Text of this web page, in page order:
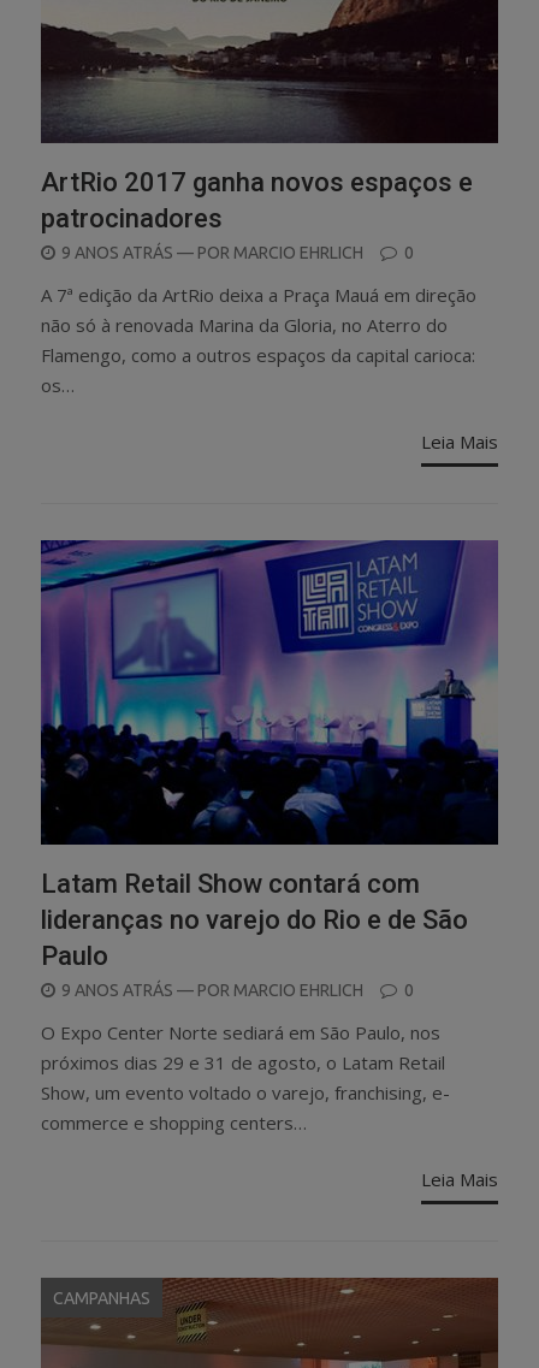
ArtRio 2017 ganha novos espaços e
patrocinadores
POSTED
ON
9 ANOS ATRÁS — POR MARCIO EHRLICH 0
A 7ª edição da ArtRio deixa a Praça Mauá em direção
não só à renovada Marina da Gloria, no Aterro do
Flamengo, como a outros espaços da capital carioca:
os…
Leia Mais
Latam Retail Show contará com
lideranças no varejo do Rio e de São
Paulo
POSTED
9 ANOS ATRÁS — POR MARCIO EHRLICH 0
O Expo Center Norte sediará em São Paulo, nos
próximos dias 29 e 31 de agosto, o Latam Retail
Show, um evento voltado o varejo, franchising, e-
commerce e shopping centers…
Leia Mais
CAMPANHAS